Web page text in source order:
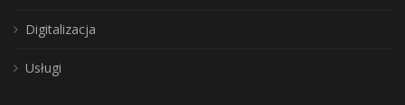
Digitalizacja
Usługi